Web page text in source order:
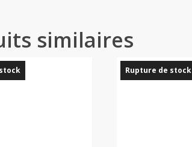
similaires
Rupture de stock